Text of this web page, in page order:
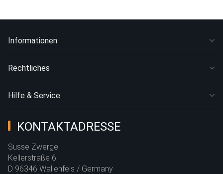
Informationen
Rechtliches
Hilfe & Service
KONTAKTADRESSE
Süsse Zwerge
Kellerstraße 6
D 96346 Wallenfels / Germany